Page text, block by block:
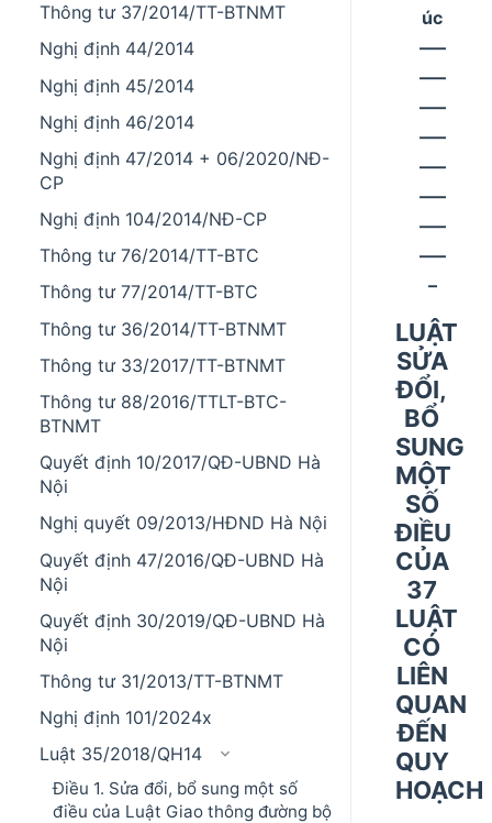
Thông tư 37/2014/TT-BTNMT
Nghị định 44/2014
Nghị định 45/2014
Nghị định 46/2014
Nghị định 47/2014 + 06/2020/NĐ-
CP
Nghị định 104/2014/NĐ-CP
Thông tư 76/2014/TT-BTC
Thông tư 77/2014/TT-BTC
Thông tư 36/2014/TT-BTNMT
Thông tư 33/2017/TT-BTNMT
Thông tư 88/2016/TTLT-BTC-
BTNMT
Quyết định 10/2017/QĐ-UBND Hà
Nội
Nghị quyết 09/2013/HĐND Hà Nội
Quyết định 47/2016/QĐ-UBND Hà
Nội
Quyết định 30/2019/QĐ-UBND Hà
Nội
Thông tư 31/2013/TT-BTNMT
Nghị định 101/2024x
Luật 35/2018/QH14
Điều 1. Sửa đổi, bổ sung một số
điều của Luật Giao thông đường bộ
úc
–––
–––
–––
–––
–––
–––
–––
–––
–
LUẬT
SỬA
ĐỔI,
BỔ
SUNG
MỘT
SỐ
ĐIỀU
CỦA
37
LUẬT
CÓ
LIÊN
QUAN
ĐẾN
QUY
HOẠCH